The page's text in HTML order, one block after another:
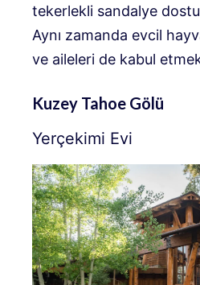
tekerlekli sandalye
Aynı zamanda evcil
ve aileleri de kabul
Kuzey Tahoe Gölü
Yerçekimi Evi